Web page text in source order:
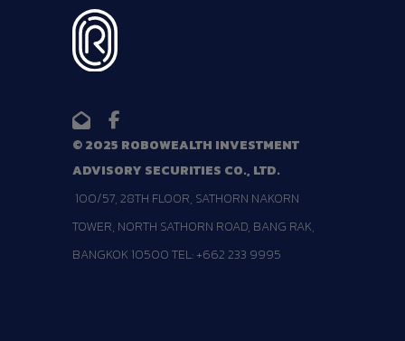
© 2025 ROBOWEALTH INVESTMENT
ADVISORY SECURITIES CO., LTD.
100/57, 28TH FLOOR, SATHORN NAKORN
TOWER, NORTH SATHORN ROAD, BANG RAK,
BANGKOK 10500 TEL: +662 233 9995